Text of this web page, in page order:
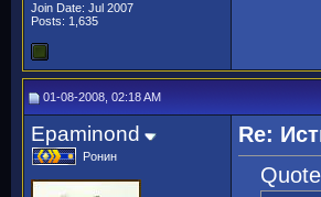
Join Date: Jul 2007
Posts: 1,635
01-08-2008, 02:18 AM
Epaminond
Ронин
Re: